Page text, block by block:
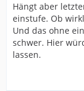
Hängt aber
einstufe. Ob
Und das ohne
schwer. Hier
lassen.